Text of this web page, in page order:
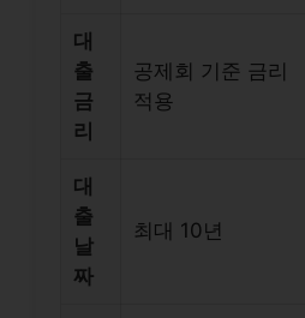
대
출
금
리
공제회 기준 금리
적용
대
출
날
짜
최대 10년